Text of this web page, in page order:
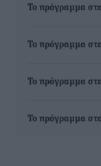
Το πρόγραμμα
Το πρόγραμμα
Το πρόγραμμα
Το πρόγραμμα